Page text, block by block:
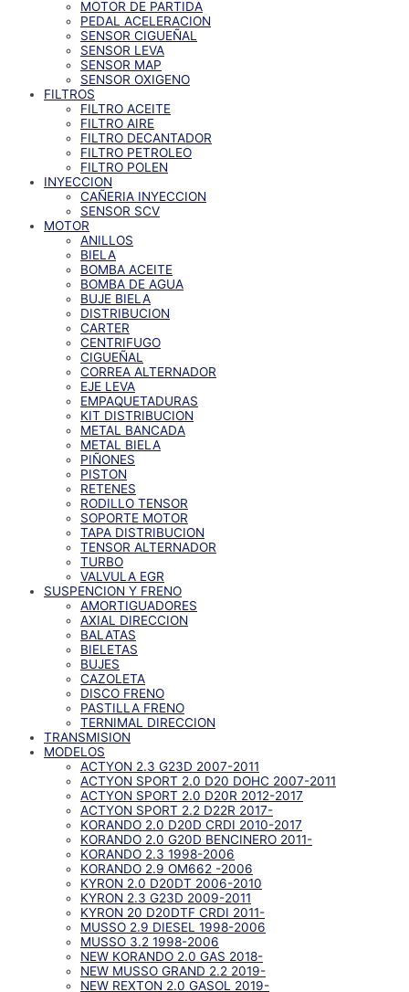
MOTOR DE PARTIDA
PEDAL ACELERACION
SENSOR CIGUEÑAL
SENSOR LEVA
SENSOR MAP
SENSOR OXIGENO
FILTROS
FILTRO ACEITE
FILTRO AIRE
FILTRO DECANTADOR
FILTRO PETROLEO
FILTRO POLEN
INYECCION
CAÑERIA INYECCION
SENSOR SCV
MOTOR
ANILLOS
BIELA
BOMBA ACEITE
BOMBA DE AGUA
BUJE BIELA
DISTRIBUCION
CARTER
CENTRIFUGO
CIGUEÑAL
CORREA ALTERNADOR
EJE LEVA
EMPAQUETADURAS
KIT DISTRIBUCION
METAL BANCADA
METAL BIELA
PIÑONES
PISTON
RETENES
RODILLO TENSOR
SOPORTE MOTOR
TAPA DISTRIBUCION
TENSOR ALTERNADOR
TURBO
VALVULA EGR
SUSPENCION Y FRENO
AMORTIGUADORES
AXIAL DIRECCION
BALATAS
BIELETAS
BUJES
CAZOLETA
DISCO FRENO
PASTILLA FRENO
TERNIMAL DIRECCION
TRANSMISION
MODELOS
ACTYON 2.3 G23D 2007-2011
ACTYON SPORT 2.0 D20 DOHC 2007-2011
ACTYON SPORT 2.0 D20R 2012-2017
ACTYON SPORT 2.2 D22R 2017-
KORANDO 2.0 D20D CRDI 2010-2017
KORANDO 2.0 G20D BENCINERO 2011-
KORANDO 2.3 1998-2006
KORANDO 2.9 OM662 -2006
KYRON 2.0 D20DT 2006-2010
KYRON 2.3 G23D 2009-2011
KYRON 20 D20DTF CRDI 2011-
MUSSO 2.9 DIESEL 1998-2006
MUSSO 3.2 1998-2006
NEW KORANDO 2.0 GAS 2018-
NEW MUSSO GRAND 2.2 2019-
NEW REXTON 2.0 GASOL 2019-